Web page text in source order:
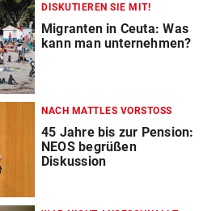
DISKUTIEREN SIE MIT!
Migranten in Ceuta: Was
kann man unternehmen?
NACH MATTLES VORSTOSS
45 Jahre bis zur Pension:
NEOS begrüßen
Diskussion